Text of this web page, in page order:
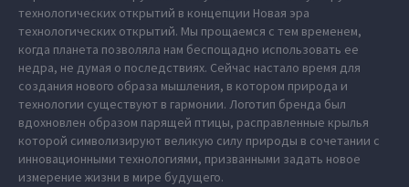
технологических открытий в концепции Новая эра
технологических открытий. Мы прощаемся с тем временем,
когда планета позволяла нам беспощадно использовать ее
недра, не думая о последствиях. Сейчас настало время для
создания нового образа мышления, в котором природа и
технологии существуют в гармонии. Логотип бренда был
вдохновлен образом парящей птицы, расправленные крылья
которой символизируют великую силу природы в сочетании с
инновационными технологиями, призванными задать новое
измерение жизни в мире будущего.